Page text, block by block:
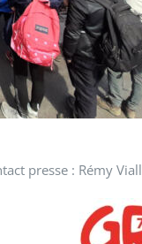
presse : Rémy